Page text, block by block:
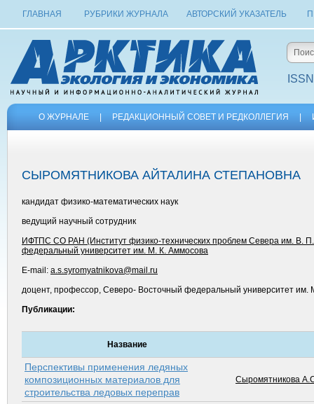
ГЛАВНАЯ РУБРИКИ ЖУРНАЛА АВТОРСКИЙ УКАЗАТЕЛЬ
О ЖУРНАЛЕ РЕДАКЦИОННЫЙ СОВЕТ И РЕДКОЛЛЕГИЯ
СЫРОМЯТНИКОВА АЙТАЛИНА СТЕПАНОВНА
кандидат физико-математических наук
ведущий научный сотрудник
ИФТПС СО РАН (Институт физико-технических проблем Севера им. В.
федеральный университет им. М. К. Аммосова
E-mail: a.s.syromyatnikova@mail.ru
доцент, профессор, Северо- Восточный федеральный университет им.
Публикации:
Название
Перспективы применения ледяных
композиционных материалов для
строительства ледовых переправ
Сыромятникова